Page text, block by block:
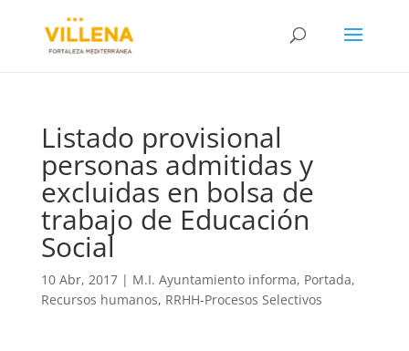
Listado provisional
personas admitidas y
excluidas en bolsa de
trabajo de Educación
Social
10 Abr, 2017| M.I. Ayuntamiento informa, Portada,
Recursos humanos, RRHH-Procesos Selectivos